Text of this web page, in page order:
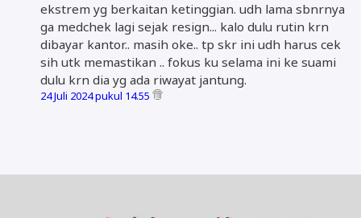
ekstrem yg berkaitan ketinggian. udh lama sbnrnya
ga medchek lagi sejak resign... kalo dulu rutin krn
dibayar kantor.. masih oke.. tp skr ini udh harus cek
sih utk memastikan .. fokus ku selama ini ke suami
dulu krn dia yg ada riwayat jantung.
24 Juli 2024 pukul 14.55